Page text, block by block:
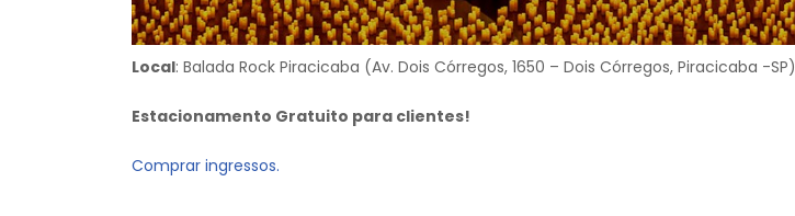
Local: Balada Rock Piracicaba (Av. Dois Córregos, 1650 – Dois Córregos, Piracicaba -SP)
Estacionamento Gratuito para clientes!
Comprar ingressos.